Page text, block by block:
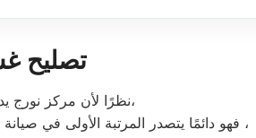
تصليح
نظرًا لأن مركز نورج يدرك جيدًا ما يحتاجه العملاء بشيراتون المطار،
فهو دائمًا يتصدر المرتبة الأولى في صيانة جميع أنواع الغسالات الخاصة بماركة نورج تحت أيدي متخصصين ،